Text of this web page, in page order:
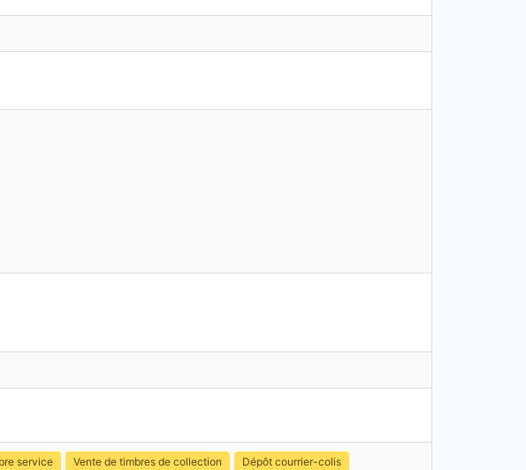
service Vente de timbres de collection
Dépôt courrier-colis